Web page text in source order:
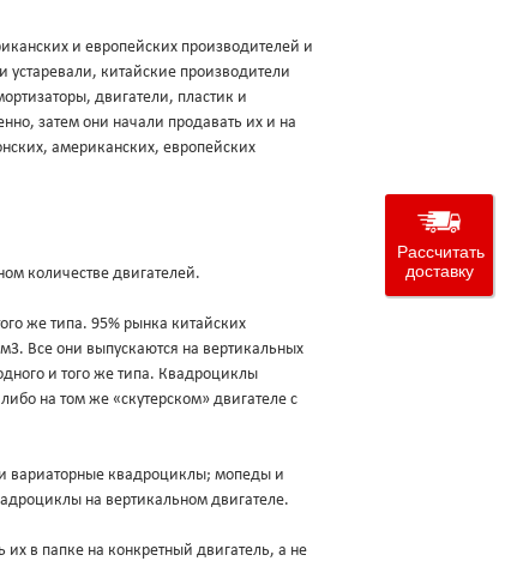
и европейских производителей и
китайские производители
двигатели, пластик и
затем они начали продавать их и на
американских, европейских
количестве двигателей.
же типа. 95% рынка китайских
Все они выпускаются на вертикальных
и того же типа. Квадроциклы
на том же «скутерском» двигателе с
вариаторные квадроциклы; мопеды и
на вертикальном двигателе.
в папке на конкретный двигатель, а не
Рассчитать
доставку